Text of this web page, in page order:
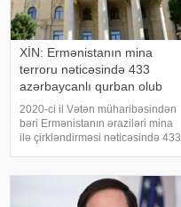
XİN: Ermənistanın mina
terroru nəticəsində 433
azərbaycanlı qurban olub
2020-ci il Vətən müharibəsindən
bəri Ermənistanın əraziləri mina
ilə çirkləndirməsi nəticəsində 433
Nazirliyinin "X" səhifəsində
bildirilib. Son hadisəd